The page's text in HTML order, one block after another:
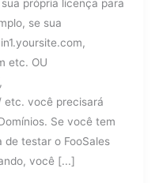
própria licença para
se sua
etc. OU
você precisará
Se você tem
de testar o FooSales
você [...]